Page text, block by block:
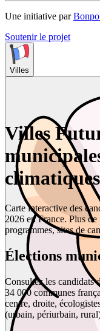
Une initiative par
Soutenir le projet
Villes
Villes
climatiques
Carte interactive des
2026 en France. Plus
programmes, sites de
Élections
Consultez les candidats
34 000 communes
centre, droite,
(urbain, périurbain,